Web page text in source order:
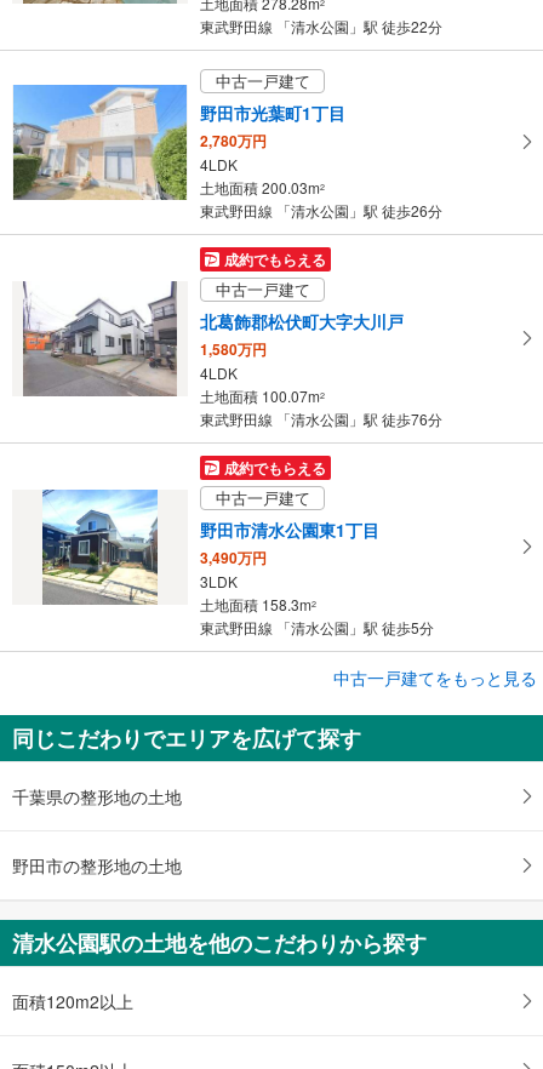
2
東武野田線 「清水公園」駅 徒歩22分
中古一戸建て
野田市光葉町1丁目
2,780万円
4LDK
土地面積 200.03m2
東武野田線 「清水公園」駅 徒歩26分
成約でもらえる
中古一戸建て
北葛飾郡松伏町大字大川戸
1,580万円
4LDK
土地面積 100.07m2
東武野田線 「清水公園」駅 徒歩76分
成約でもらえる
中古一戸建て
野田市清水公園東1丁目
3,490万円
3LDK
土地面積 158.3m2
東武野田線 「清水公園」駅 徒歩5分
野田市春日町
2,580万円
4SLDK
中古一戸建てをもっと見る
同じこだわりでエリアを広げて探す
千葉県の整形地の土地
野田市の整形地の土地
清水公園駅の土地を他のこだわりから探す
面積120m2以上